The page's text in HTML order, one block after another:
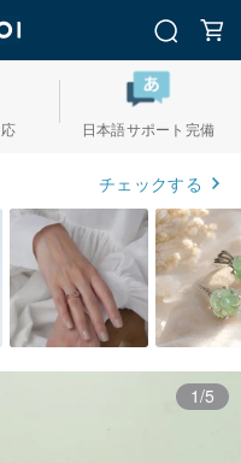
日本語サポート完備
チェックする
1/5